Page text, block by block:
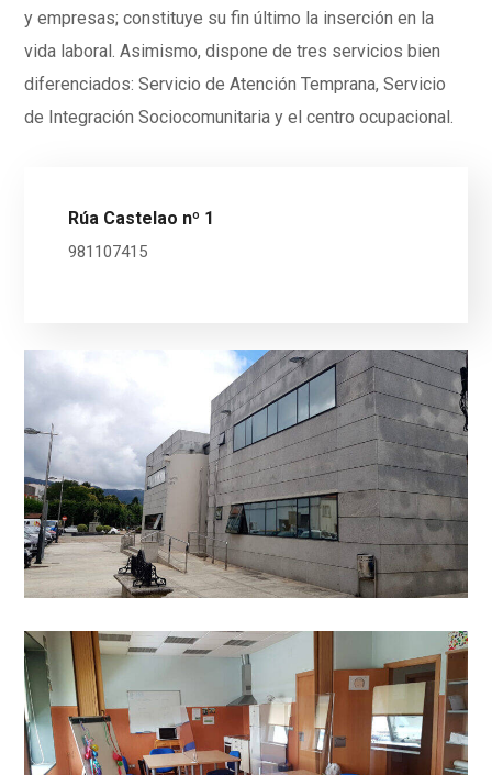
y empresas; constituye su fin último la inserción en la
vida laboral. Asimismo, dispone de tres servicios bien
diferenciados: Servicio de Atención Temprana, Servicio
de Integración Sociocomunitaria y el centro ocupacional.
Rúa Castelao nº 1
981107415